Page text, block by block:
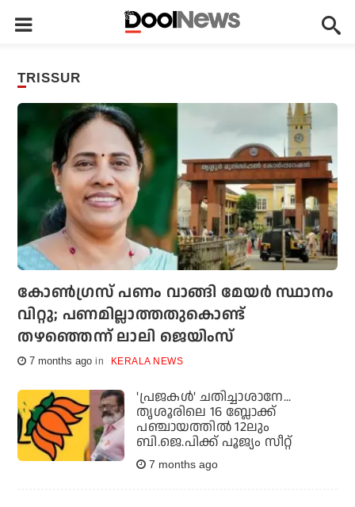
TRISSUR
കോണ്‍ഗ്രസ് പണം വാങ്ങി മേയര്‍ സ്ഥാനം
വിറ്റു; പണമില്ലാത്തതുകൊണ്ട്
തഴഞ്ഞെന്ന് ലാലി ജെയിംസ്
7 months ago KERALA NEWS
'പ്രജകള്‍' ചതിച്ചാശാനേ...
തൃശൂരിലെ 16 ബ്ലോക്ക്
പഞ്ചായത്തില്‍ 12ലും
ബി.ജെ.പിക്ക് പൂജ്യം സീറ്റ്
7 months ago